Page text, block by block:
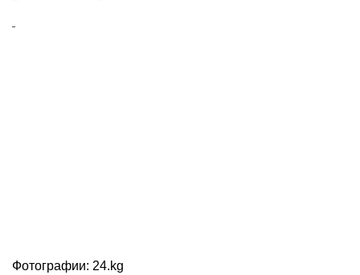
Фотографии: 24.kg